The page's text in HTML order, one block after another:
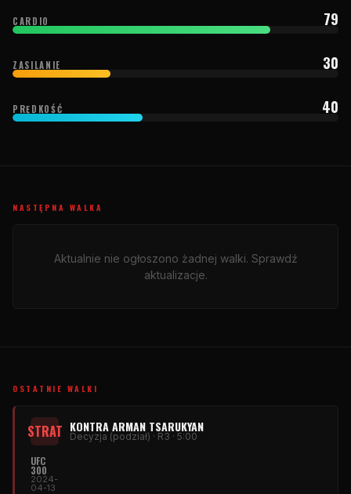
CARDIO 79
ZASILANIE 30
PRĘDKOŚĆ 40
NASTĘPNA WALKA
Aktualnie nie ogłoszono żadnej walki. Sprawdź
aktualizacje.
OSTATNIE WALKI
STRAT KONTRA ARMAN TSARUKYAN
Decyzja (podział) · R3 · 5:00
UFC
300
2024-
04-13